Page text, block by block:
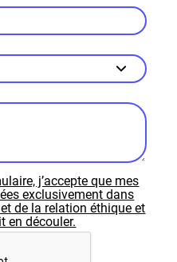
j’accepte que mes
exclusivement dans
de la relation éthique et
en découler.